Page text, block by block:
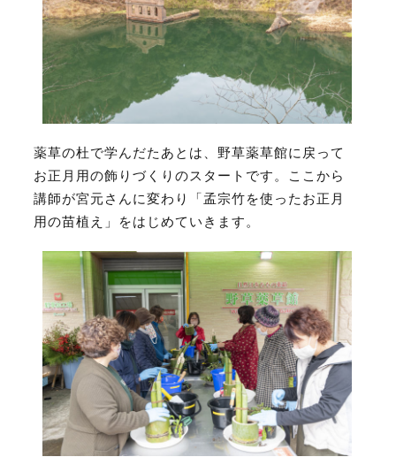
薬草の杜で学んだたあとは、野草薬草館に戻って
お正月用の飾りづくりのスタートです。ここから
講師が宮元さんに変わり「孟宗竹を使ったお正月
用の苗植え」をはじめていきます 。